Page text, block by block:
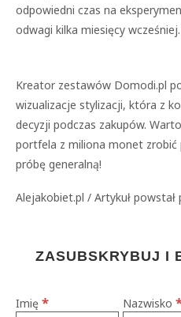
odpowiedni czas na
odwagi kilka miesięcy wcześniej.
Kreator zestawów Domodi.pl
wizualizacje stylizacji, która z
decyzji podczas zakupów.
portfela z miliona monet
próbę generalną!
Alejakobiet.pl / Artykuł powstał
ZASUBSKRYBUJ I
Imię * Nazwisko